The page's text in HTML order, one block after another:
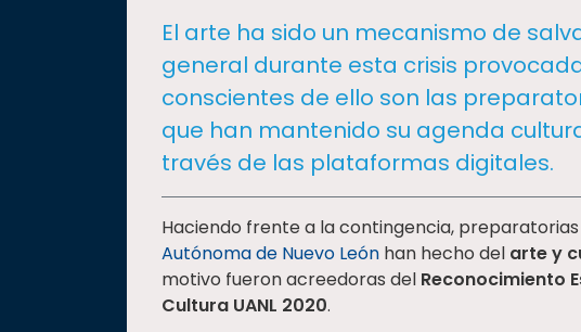
El arte ha sido un mecanismo de
general durante esta crisis
conscientes de ello son las
que han mantenido su agenda
través de las plataformas digitales.
Haciendo frente a la contingencia,
Autónoma de Nuevo León han hecho del arte y
motivo fueron acreedoras del Reconocimiento
Cultura UANL 2020.